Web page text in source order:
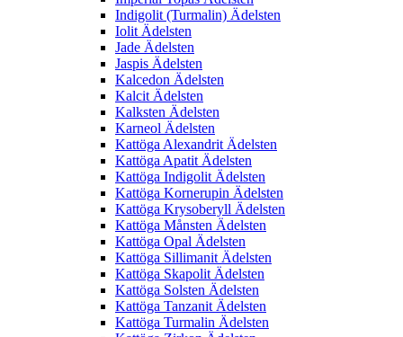
Indigolit (Turmalin) Ädelsten
Iolit Ädelsten
Jade Ädelsten
Jaspis Ädelsten
Kalcedon Ädelsten
Kalcit Ädelsten
Kalksten Ädelsten
Karneol Ädelsten
Kattöga Alexandrit Ädelsten
Kattöga Apatit Ädelsten
Kattöga Indigolit Ädelsten
Kattöga Kornerupin Ädelsten
Kattöga Krysoberyll Ädelsten
Kattöga Månsten Ädelsten
Kattöga Opal Ädelsten
Kattöga Sillimanit Ädelsten
Kattöga Skapolit Ädelsten
Kattöga Solsten Ädelsten
Kattöga Tanzanit Ädelsten
Kattöga Turmalin Ädelsten